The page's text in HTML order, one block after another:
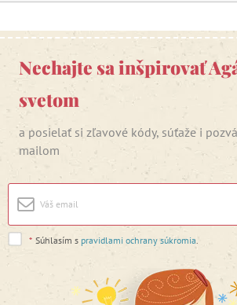
Nechajte sa inšpirovať
svetom
a posielať si zľavové kódy, súťaže i
mailom
* Súhlasím s pravidlami ochrany súkromia